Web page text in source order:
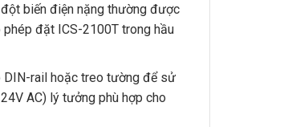
biến điện nặng thường được
đặt ICS-2100T trong hầu
DIN-rail hoặc treo tường để sử
AC) lý tưởng phù hợp cho